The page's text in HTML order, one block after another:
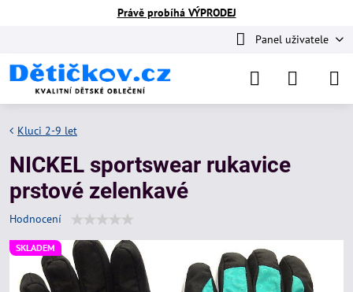
Právě probíhá VÝPRODEJ
Panel uživatele
SKLADEM
Kluci 2-9 let
NICKEL sportswear rukavice
prstové zelenkavé
Hodnocení